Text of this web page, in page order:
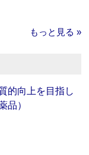
もっと見る »
的向上を目指し
品）